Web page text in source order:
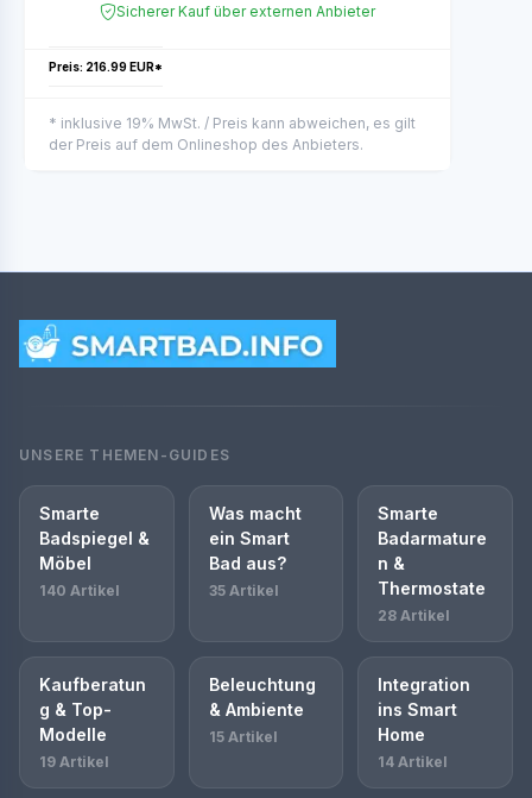
Sicherer Kauf über externen Anbieter
Preis: 216.99 EUR*
* inklusive 19% MwSt. / Preis kann abweichen, es gilt
der Preis auf dem Onlineshop des Anbieters.
UNSERE THEMEN-GUIDES
Smarte
Badspiegel &
Möbel
140 Artikel
Was macht
ein Smart
Bad aus?
35 Artikel
Smarte
Badarmature
n &
Thermostate
28 Artikel
Kaufberatun
g & Top-
Modelle
19 Artikel
Beleuchtung
& Ambiente
15 Artikel
Integration
ins Smart
Home
14 Artikel